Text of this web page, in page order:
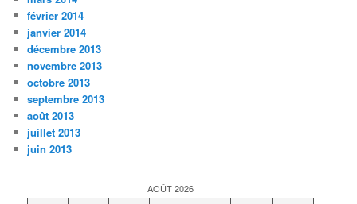
février 2014
janvier 2014
décembre 2013
novembre 2013
octobre 2013
septembre 2013
août 2013
juillet 2013
juin 2013
AOÛT 2026